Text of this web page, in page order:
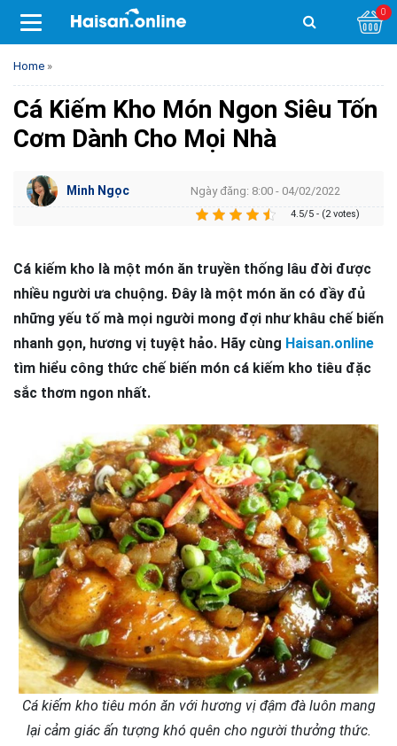
0
Home »
Cá Kiếm Kho Món Ngon Siêu Tốn
Cơm Dành Cho Mọi Nhà
Minh Ngọc Ngày đăng: 8:00 - 04/02/2022
4.5/5 - (2 votes)
Cá kiếm kho là một món ăn truyền thống lâu đời được
nhiều người ưa chuộng. Đây là một món ăn có đầy đủ
những yếu tố mà mọi người mong đợi như khâu chế biến
nhanh gọn, hương vị tuyệt hảo. Hãy cùng Haisan.online
tìm hiểu công thức chế biến món cá kiếm kho tiêu đặc
sắc thơm ngon nhất.
Cá kiếm kho tiêu món ăn với hương vị đậm đà luôn mang
lại cảm giác ấn tượng khó quên cho người thưởng thức.